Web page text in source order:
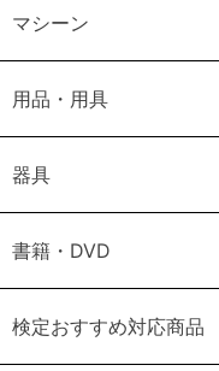
マシーン
用品・用具
器具
書籍・DVD
検定おすすめ対応商品